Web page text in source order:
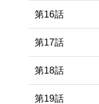
第16話
第17話
第18話
第19話